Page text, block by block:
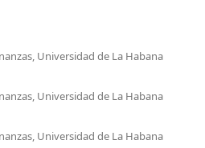
Universidad de La Habana
Universidad de La Habana
Universidad de La Habana